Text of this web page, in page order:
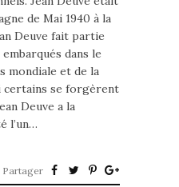
de Mai 1940 à la
Deuve fait partie
dans le
mondiale et de la
certains se forgèrent
Deuve a la
l’un…
Partager